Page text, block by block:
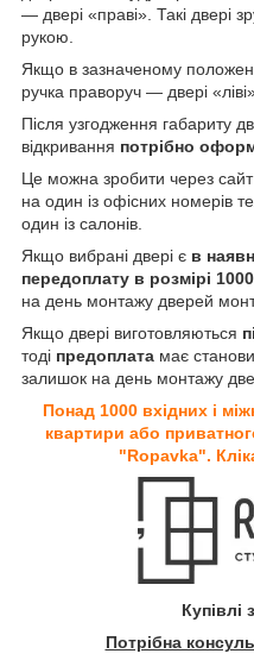
— двері «праві». Такі двері
рукою.
Якщо в зазначеному
ручка праворуч — двері
Після узгодження габариту
відкривання потрібно
Це можна зробити через
на один із офісних номерів
один із салонів.
Якщо вибрані двері є в
передоплату в розмірі
на день монтажу дверей
Якщо двері виготовляються
тоді предоплата має
залишок на день монтажу
Понад 1000 вхідних і
квартири або
"Ropavka".
Купівлі
Потрібна